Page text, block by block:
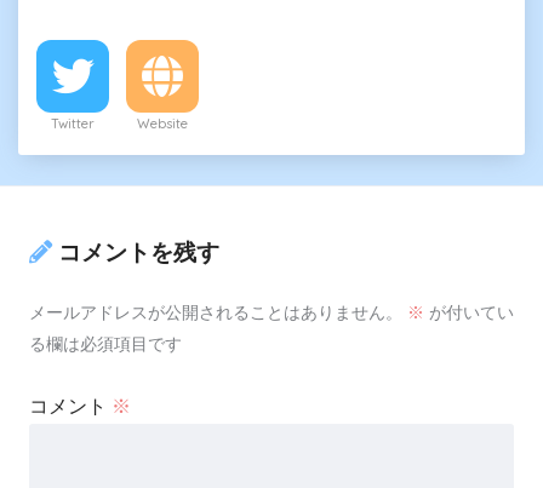
Twitter Website
コメントを残す
メールアドレスが公開されることはありません。 ※ が付いてい
る欄は必須項目です
コメント ※